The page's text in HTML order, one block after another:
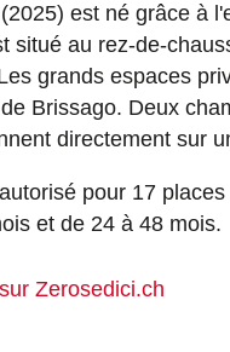
est né grâce à
situé au rez-de-
grands espaces
Brissago. Deux
directement sur
pour 17
et de 24 à 48 mois.
Zerosedici.ch